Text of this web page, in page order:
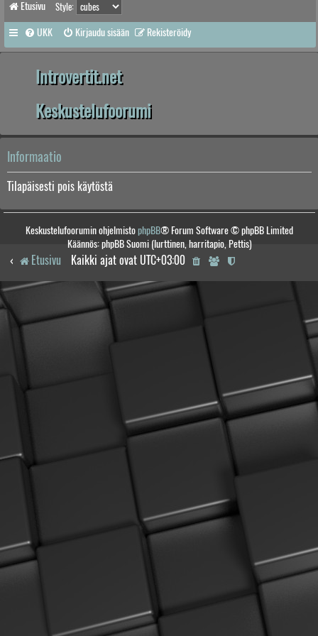
Etusivu Style:
UKK Kirjaudu sisään Rekisteröidy
Introvertit.net
Keskustelufoorumi
Informaatio
Tilapäisesti pois käytöstä
Keskustelufoorumin ohjelmistophpBB® Forum Software © phpBB Limited
Käännös: phpBB Suomi (lurttinen, harritapio, Pettis)
Etusivu Kaikki ajat ovat UTC+03:00